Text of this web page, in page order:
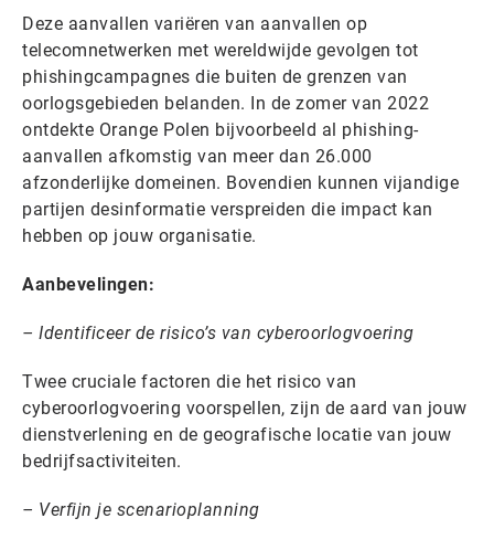
Deze aanvallen variëren van aanvallen op
telecomnetwerken met wereldwijde gevolgen tot
phishingcampagnes die buiten de grenzen van
oorlogsgebieden belanden. In de zomer van 2022
ontdekte Orange Polen bijvoorbeeld al phishing-
aanvallen afkomstig van meer dan 26.000
afzonderlijke domeinen. Bovendien kunnen vijandige
partijen desinformatie verspreiden die impact kan
hebben op jouw organisatie.
Aanbevelingen:
– Identificeer de risico’s van cyberoorlogvoering
Twee cruciale factoren die het risico van
cyberoorlogvoering voorspellen, zijn de aard van jouw
dienstverlening en de geografische locatie van jouw
bedrijfsactiviteiten.
– Verfijn je scenarioplanning